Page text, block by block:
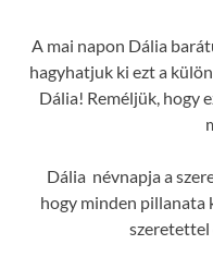
A mai napon Dália
hagyhatjuk ki ezt a
Dália! Reméljük, hogy
Dália névnapja a
hogy minden pillanata
szeretettel